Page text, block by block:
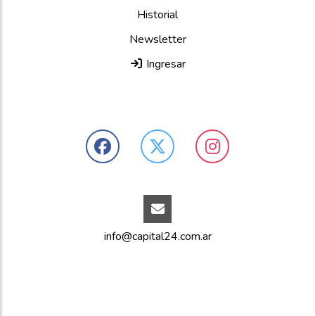
Historial
Newsletter
Ingresar
info@capital24.com.ar